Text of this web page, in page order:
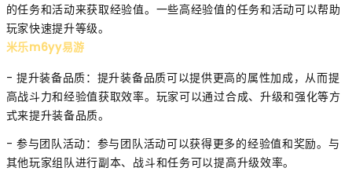
的任务和活动来获取经验值。一些高经验值的任务和活动可以帮助
玩家快速提升等级。
米乐m6yy易游
- 提升装备品质：提升装备品质可以提供更高的属性加成，从而提
高战斗力和经验值获取效率。玩家可以通过合成、升级和强化等方
式来提升装备品质。
- 参与团队活动：参与团队活动可以获得更多的经验值和奖励。与
其他玩家组队进行副本、战斗和任务可以提高升级效率。